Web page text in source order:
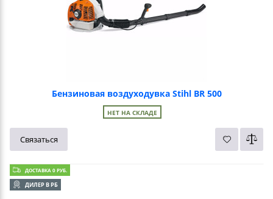
Бензиновая воздуходувка Stihl BR 500
НЕТ НА СКЛАДЕ
Связаться
ДОСТАВКА 0 РУБ.
ДИЛЕР В РБ